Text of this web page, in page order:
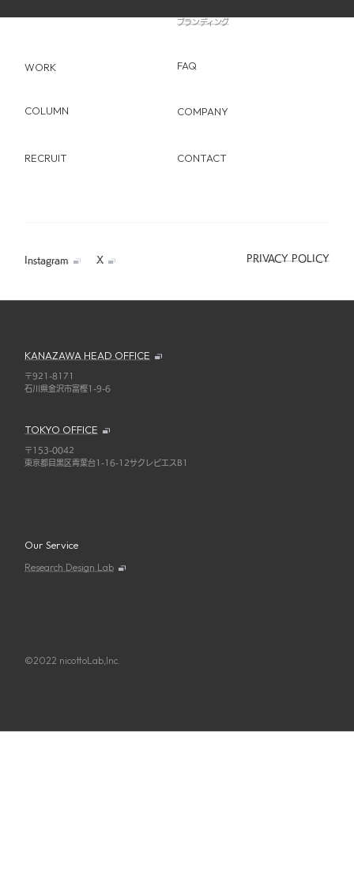
ブランディング
FAQ
WORK
COLUMN COMPANY
RECRUIT CONTACT
Instagram X PRIVACY POLICY
KANAZAWA HEAD OFFICE
〒921-8171
石川県金沢市富樫1-9-6
TOKYO OFFICE
〒153-0042
東京都目黒区青葉台1-16-12サクレピエスB1
Our Service
Research Design Lab
©2022 nicottoLab,Inc.